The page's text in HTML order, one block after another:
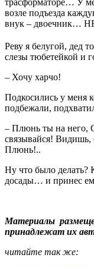
трасформаторе… У
возле подъезда
внук – двоечник…
Реву я белугой, дед
слезы тюбетейкой и
– Хочу харчо!
Подкосились у меня
подбежали,
– Плюнь ты на него,
связывайся! Видишь,
Плюнь!..
Ну что было делать?
досады… и принес
Материалы
принадлежат их
читайте так же: